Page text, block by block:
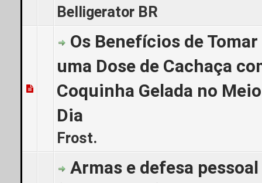
Belligerator BR
Os Benefícios de Tomar
uma Dose de Cachaça
Coquinha Gelada no
Dia
Frost.
0 Voto(s) - 0 de 5 em média
1 23 5
Armas e defesa pessoal